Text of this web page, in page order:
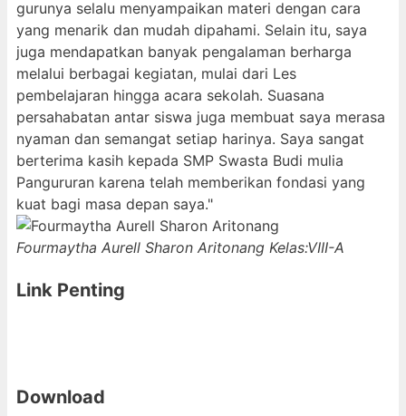
gurunya selalu menyampaikan materi dengan cara
yang menarik dan mudah dipahami. Selain itu, saya
juga mendapatkan banyak pengalaman berharga
melalui berbagai kegiatan, mulai dari Les
pembelajaran hingga acara sekolah. Suasana
persahabatan antar siswa juga membuat saya merasa
nyaman dan semangat setiap harinya. Saya sangat
berterima kasih kepada SMP Swasta Budi mulia
Pangururan karena telah memberikan fondasi yang
kuat bagi masa depan saya."
Fourmaytha Aurell Sharon Aritonang Kelas:VIII-A
Link Penting
Download